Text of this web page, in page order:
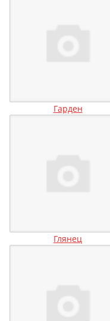
Гарден
Глянец